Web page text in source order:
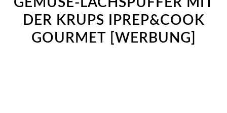
GEMÜSE-LACHSPUFFER MIT
DER KRUPS IPREP&COOK
GOURMET [WERBUNG]